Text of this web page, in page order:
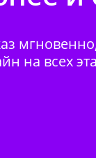
на всех